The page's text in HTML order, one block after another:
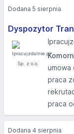
Dyspozytor
umowa
praca
praca
Dodana 5 sierpnia
Dodana 4 sierpnia